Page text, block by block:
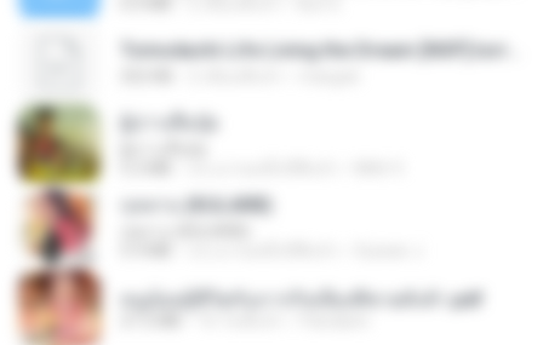
กุหลาบ (KULARB)
หนูน้อยสู้ชีวิตกับภารกิจเลี้ยงพี่ชายทั้งห้า.pdf